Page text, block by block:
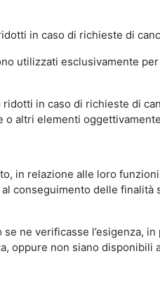
in caso di richieste di
utilizzati esclusivamente
in caso di richieste di
altri elementi
in relazione alle loro
conseguimento delle
ne verificasse l’esigenza,
oppure non siano